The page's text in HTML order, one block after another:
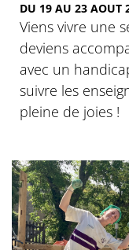
DU 19 AU 23 AOUT
Viens vivre une
deviens
avec un
suivre les
pleine de joies !